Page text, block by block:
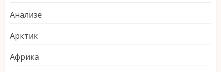
Анализе
Арктик
Африка